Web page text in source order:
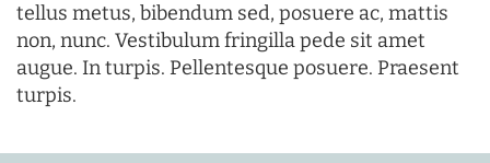
tellus metus, bibendum sed, posuere ac, mattis
non, nunc. Vestibulum fringilla pede sit amet
augue. In turpis. Pellentesque posuere. Praesent
turpis.